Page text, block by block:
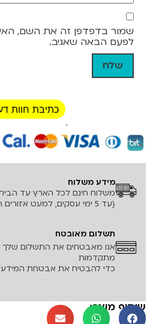
שמור בדפדפן זה את השם,
לפעם הבאה שאגיב.
כתיבת חוות
רכישה מאובטחת!
מידע משלוח
משלוח חינם לכל הארץ עד הבית
{עד 5 ימי עסקים, למעט אזורים חריגים}
תשלום מאובטח
אנו מאבטחים את התשלום שלך
מתקדמות
כדי להבטיח את אבטחת
שיתוף מוצר: